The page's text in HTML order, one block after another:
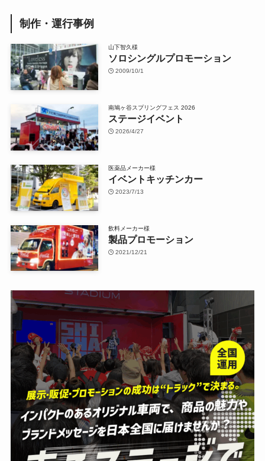
制作・運行事例
山下智久様
ソロシングルプロモーション
2009/10/1
南鳩ヶ谷スプリングフェス 2026
ステージイベント
2026/4/27
医薬品メーカー様
イベントキッチンカー
2023/7/13
飲料メーカー様
製品プロモーション
2021/12/21